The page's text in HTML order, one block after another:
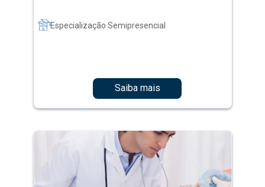
Especialização Semipresencial
Saiba mais